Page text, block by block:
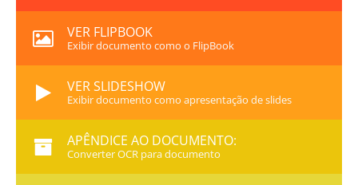
VER FLIPBOOK
Exibir documento como o FlipBook
VER SLIDESHOW
Exibir documento como apresentação de slides
APÊNDICE AO DOCUMENTO:
Converter OCR para documento